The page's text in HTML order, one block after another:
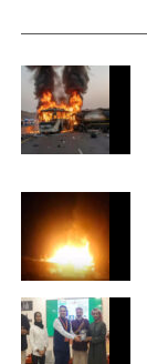
താന്‍ ഇതുവരെ
നേപ്പാളില്‍
ഇന്ത്യയോട്
കൂട്ടിച്ചേര്‍ത്തു.
രാജമൗലിയുടെ
ബാഹുബലി 1,
ചരിത്രം
ഉയര്‍ത്തിയ
സ്റ്റീഫന്‍
തുടങ്ങിയ
പുകഴ്ത്തിയിരുന്നു.